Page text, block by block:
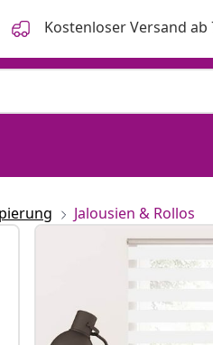
Kostenloser Versand ab
Jalousien & Rollos